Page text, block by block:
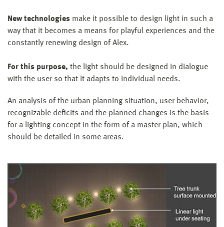
New technologies make it possible to design light in such a
way that it becomes a means for playful experiences and the
constantly renewing design of Alex.
For this purpose, the light should be designed in dialogue
with the user so that it adapts to individual needs.
An analysis of the urban planning situation, user behavior,
recognizable deficits and the planned changes is the basis
for a lighting concept in the form of a master plan, which
should be detailed in some areas.